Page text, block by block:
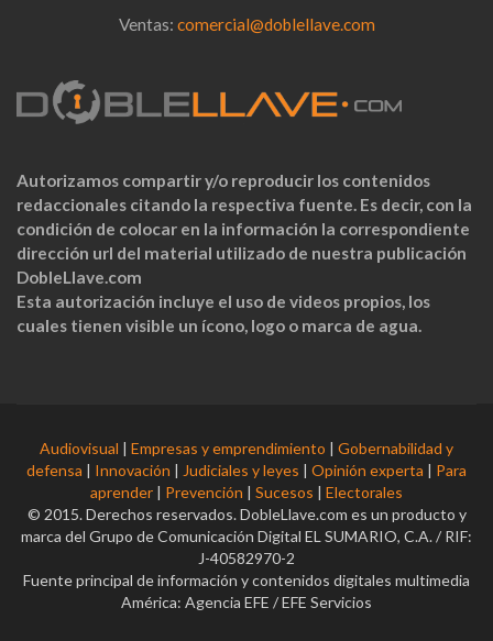
Ventas: comercial@doblellave.com
Autorizamos compartir y/o reproducir los contenidos
redaccionales citando la respectiva fuente. Es decir, con la
condición de colocar en la información la correspondiente
dirección url del material utilizado de nuestra publicación
DobleLlave.com
Esta autorización incluye el uso de videos propios, los
cuales tienen visible un ícono, logo o marca de agua.
Audiovisual | Empresas y emprendimiento | Gobernabilidad y
defensa | Innovación | Judiciales y leyes | Opinión experta | Para
aprender | Prevención | Sucesos | Electorales
© 2015. Derechos reservados. DobleLlave.com es un producto y
marca del Grupo de Comunicación Digital EL SUMARIO, C.A. / RIF:
J-40582970-2
Fuente principal de información y contenidos digitales multimedia
América: Agencia EFE / EFE Servicios